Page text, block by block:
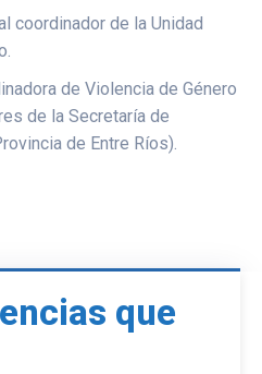
coordinador de la Unidad
de Violencia de Género
de la Secretaría de
de Entre Ríos).
que